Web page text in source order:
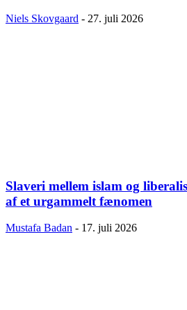
Niels Skovgaard - 27. juli 2026
Slaveri mellem islam og
af et urgammelt fænomen
Mustafa Badan - 17. juli 2026